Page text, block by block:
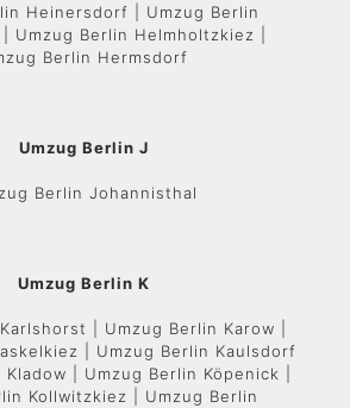
Heinersdorf | Umzug Berlin
Umzug Berlin Helmholtzkiez |
Berlin Hermsdorf
Umzug Berlin J
Berlin Johannisthal
Umzug Berlin K
| Umzug Berlin Karow |
| Umzug Berlin Kaulsdorf
Kladow | Umzug Berlin Köpenick |
Kollwitzkiez | Umzug Berlin